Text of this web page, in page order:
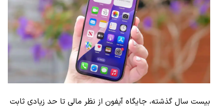
بیست سال گذشته، جایگاه آیفون از نظر مالی تا حد زیادی ثابت